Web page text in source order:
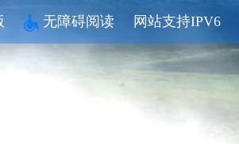
无障碍阅读 网站支持IPV6